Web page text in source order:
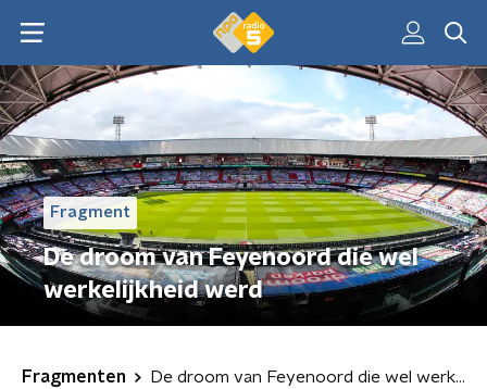
Fragment
De droom van Feyenoord die wel
werkelijkheid werd
Fragmenten De droom van Feyenoord die wel werkelijkheid werd